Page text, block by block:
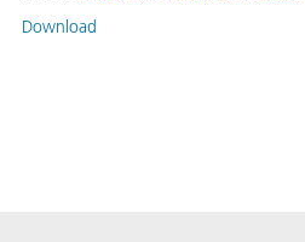
Download